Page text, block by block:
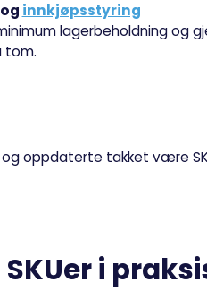
innkjøpsstyring
lagerbeholdning
tom.
oppdaterte takket være
i